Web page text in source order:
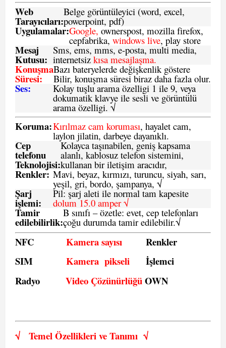
Web
Tarayıcıları:
Belge görüntüleyici (word, excel,
powerpoint, pdf)
Uygulamalar:Google, ownerspost, mozilla firefox,
cepfabrika, windows live, play store
Mesaj
Kutusu:
Sms, ems, mms, e-posta, multi media,
internetsiz kısa mesajlaşma.
Konuşma
Süresi:
Bazı bateryelerde değişkenlik göstere
Bilir, konuşma süresi biraz daha fazla olur.
Ses: Kolay tuşlu arama özelligi 1 ile 9, veya
dokumatik klavye ile sesli ve görüntülü
arama özelligi. √
Koruma:Kırılmaz cam koruması, hayalet cam,
laylon jilatin, darbeye dayanıklı.
Cep
telefonu
Teknolojisi:
Kolayca taşınabilen, geniş kapsama
alanlı, kablosuz telefon sistemini,
kullanan bir iletişim aracıdır,
Renkler: Mavi, beyaz, kırmızı, turuncu, siyah, sarı,
yeşil, gri, bordo, şampanya, √
Şarj
işlemi:
Pil: şarj aleti ile normal tam kapesite
dolum 15.0 amper √
Tamir
edilebilirlik:
B sınıfı – özetle: evet, cep telefonları
çoğu durumda tamir edilebilir.√
NFC Kamera sayısı
Renkler
SIM
Kamera pikseli
İşlemci
Radyo
Video ÇözünürlüğüOWN
√ Temel Özellikleri veTanımı √